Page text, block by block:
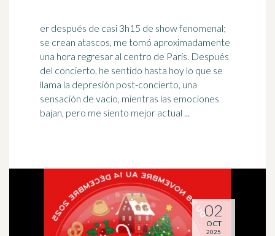
er después de casi 3h15 de show fenomenal;
se crean atascos, me tomó aproximadamente
una hora regresar al centro de París. Después
del concierto, he sentido hasta hoy lo que se
llama la depresión post-concierto, una
sensación de vacío, mientras las emociones
bajan, pero me siento mejor actual ...
02
OCT
2025